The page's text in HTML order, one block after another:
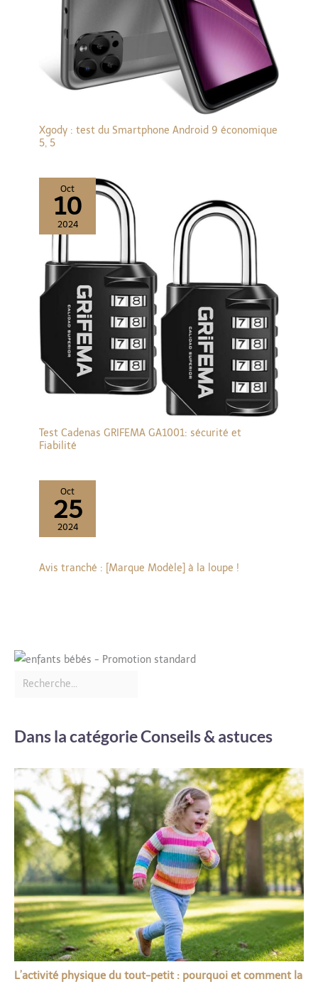
Xgody : test du Smartphone Android 9 économique
5, 5
Oct
10
2024
Test Cadenas GRIFEMA GA1001: sécurité et
Fiabilité
Oct
25
2024
Avis tranché : [Marque Modèle] à la loupe !
Dans la catégorie Conseils & astuces
L’activité physique du tout-petit : pourquoi et comment la